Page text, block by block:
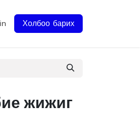
Холбоо барих
жижиг